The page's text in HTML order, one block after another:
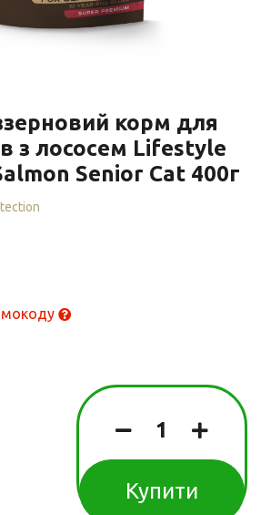
корм для
з лососем Lifestyle
Senior Cat 400г
Купити